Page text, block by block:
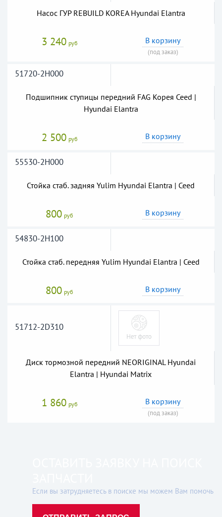
Насос ГУР REBUILD KOREA Hyundai Elantra
3 240 руб В корзину
(под заказ)
51720-2H000
Подшипник ступицы передний FAG Корея Ceed |
Hyundai Elantra
2 500 руб В корзину
55530-2H000
Стойка стаб. задняя Yulim Hyundai Elantra | Ceed
800 руб В корзину
54830-2H100
Стойка стаб. передняя Yulim Hyundai Elantra | Ceed
800 руб В корзину
51712-2D310
Диск тормозной передний NEORIGINAL Hyundai
Elantra | Hyundai Matrix
1 860 руб В корзину
(под заказ)
Если вы затрудняетесь в поиске мы можем Вам помочь